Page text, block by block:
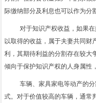
际缴纳部分及利息也可以作为分
对于知识产权收益，如果
以取得的收益，属于夫妻共同财
利，其期待利益的分割存在较大
倾向于保护知识产权的人身属性
车辆、家具家电等动产的
式。对于价值较高的车辆，通常